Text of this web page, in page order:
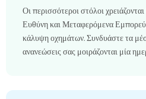
Οι περισσότεροι στόλοι
Ευθύνη και Μεταφερόμενα
κάλυψη οχημάτων. Συνδυάστε τα
ανανεώσεις σας μοιράζονται μία